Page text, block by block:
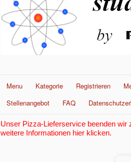
Menu Kategorie Registrieren
Stellenangebot
FAQ
Unser Pizza-Lieferservice beenden wir
weitere Informationen hier klicken.